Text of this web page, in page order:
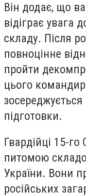
Він додає, що
відіграє увага
складу. Після
повноцінне
пройти
цього командир
підготовки.
Гвардійці 15-
питомою
України. Вони
російських